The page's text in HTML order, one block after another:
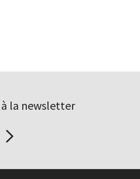
la newsletter